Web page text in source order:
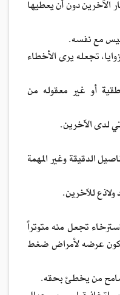
دون أن يعطيها
مع نفسه.
تجعله يرى الأخطاء
أو غير معقوله من
لدى الآخرين.
الدقيقة وغير المهمة
للآخرين.
تجعل منه متوتراً
عرضه لأمراض ضغط
من يخطئ بحقه.